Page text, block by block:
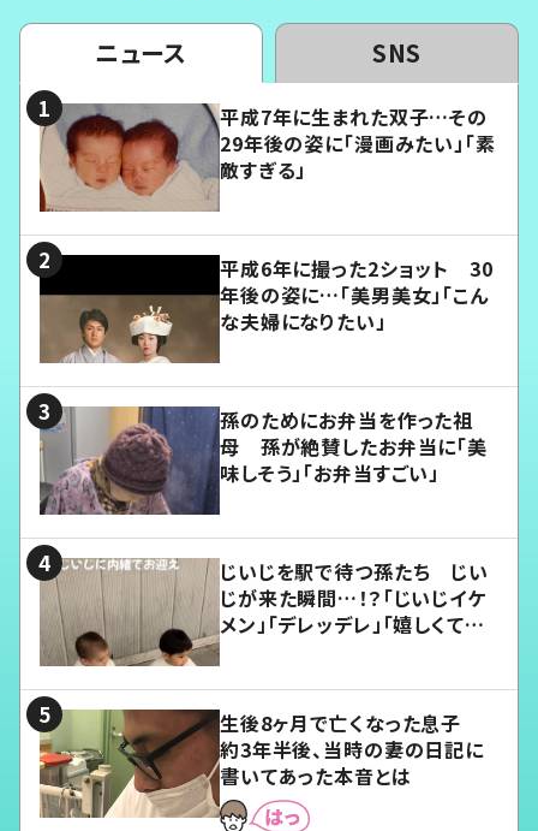
ニュース SNS
平成7年に生まれた双子…その
29年後の姿に「漫画みたい」「素
敵すぎる」
平成6年に撮った2ショット 30
年後の姿に…「美男美女」「こん
な夫婦になりたい」
孫のためにお弁当を作った祖
母 孫が絶賛したお弁当に「美
味しそう」「お弁当すごい」
じいじを駅で待つ孫たち じい
じが来た瞬間…！？「じいじイケ
メン」「デレッデレ」「嬉しくて可
生後8ヶ月で亡くなった息子
約3年半後、当時の妻の日記に
書いてあった本音とは